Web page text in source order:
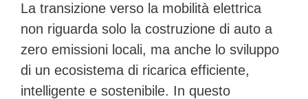
La transizione verso la mobilità elettrica
non riguarda solo la costruzione di auto a
zero emissioni locali, ma anche lo sviluppo
di un ecosistema di ricarica efficiente,
intelligente e sostenibile. In questo